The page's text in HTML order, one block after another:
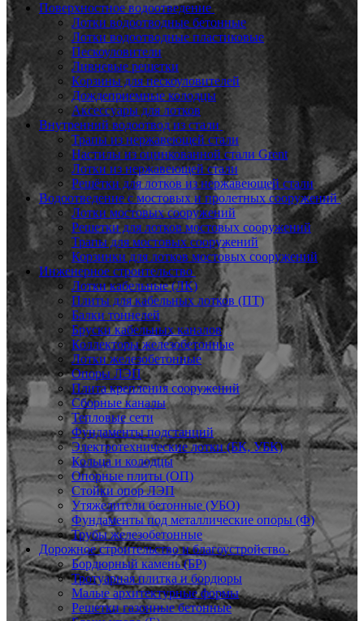
Поверхностное водоотведение
Лотки водоотводные бетонные
Лотки водоотводные пластиковые
Пескоуловители
Ливневые решетки
Корзины для пескоуловителей
Дождеприемные колодцы
Аксессуары для лотков
Внутренний водоотвод из стали
Трапы из нержавеющей стали
Настилы из оцинкованной стали Grent
Лотки из нержавеющей стали
Решётки для лотков из нержавеющей стали
Водоотведение с мостовых и пролетных сооружений
Лотки мостовых сооружений
Решетки для лотков мостовых сооружений
Трапы для мостовых сооружений
Корзинки для лотков мостовых сооружений
Инженерное строительство
Лотки кабельные (ЛК)
Плиты для кабельных лотков (ПТ)
Балки тоннелей
Бруски кабельных каналов
Коллекторы железобетонные
Лотки железобетонные
Опоры ЛЭП
Плита крепления сооружений
Сборные каналы
Тепловые сети
Фундаменты подстанций
Электротехнические лотки (БК, УБК)
Кольца и колодцы
Опорные плиты (ОП)
Стойки опор ЛЭП
Утяжелители бетонные (УБО)
Фундаменты под металлические опоры (Ф)
Трубы железобетонные
Дорожное строительство и благоустройство
Бордюрный камень (БР)
Тротуарная плитка и бордюры
Малые архитектурные формы
Решетки газонные бетонные